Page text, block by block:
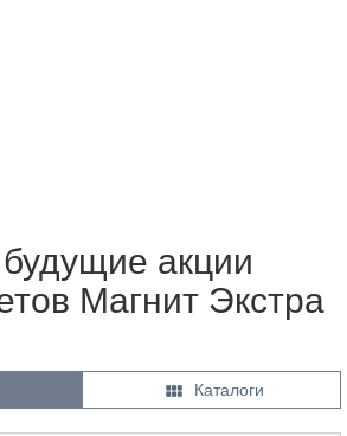
акции
Магнит Экстра
 Каталоги